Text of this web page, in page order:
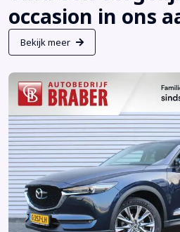
occasion in ons
Bekijk meer